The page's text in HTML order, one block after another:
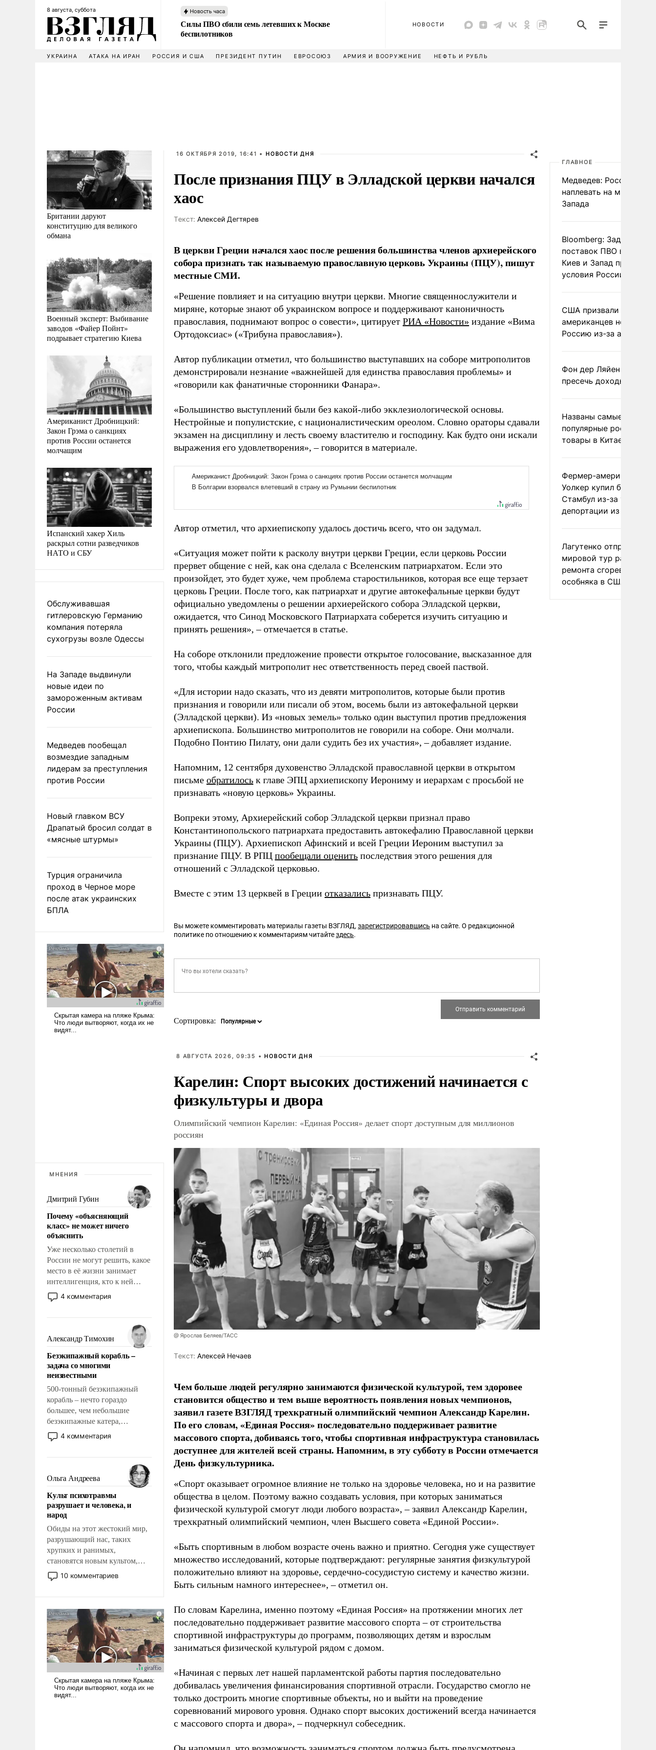
8 августа, суббота Новость часа
Силы ПВО сбили семь летевших к Москве
беспилотников
НОВОСТИ
УКРАИНА АТАКА НА ИРАН РОССИЯ И США ПРЕЗИДЕНТ ПУТИН ЕВРОСОЮЗ АРМИЯ И ВООРУЖЕНИЕ НЕФТЬ И РУБЛЬ
Британии даруют
конституцию для великого
обмана
Военный эксперт: Выбивание
заводов «Файер Пойнт»
подрывает стратегию Киева
Американист Дробницкий:
Закон Грэма о санкциях
против России останется
молчащим
Испанский хакер Хиль
раскрыл сотни разведчиков
НАТО и СБУ
Обслуживавшая
гитлеровскую Германию
компания потеряла
сухогрузы возле Одессы
На Западе выдвинули
новые идеи по
замороженным активам
России
Медведев пообещал
возмездие западным
лидерам за преступления
против России
Новый главком ВСУ
Драпатый бросил солдат в
«мясные штурмы»
Турция ограничила
проход в Черное море
после атак украинских
БПЛА
МНЕНИЯ
Дмитрий Губин
Почему «объясняющий
класс» не может ничего
объяснить
Уже несколько столетий в
России не могут решить, какое
место в её жизни занимает
интеллигенция, кто к ней
принадлежит, а кого из неё
исключили с правом
чем она отличается от просто
образованных людей. Иногда
казалось, что эти вопросы
решены раз и навсегда, но –
нет, не решены.
4 комментария
Александр Тимохин
Безэкипажный корабль –
задача со многими
неизвестными
500-тонный безэкипажный
корабль – нечто гораздо
большее, чем небольшие
безэкипажные катера,
применение которых уже
стало обыденностью. Задача по
сложна и амбициозна. Однако
и ее реализация радикально
поднимет наши боевые
возможности.
4 комментария
Ольга Андреева
Культ психотравмы
разрушает и человека, и
народ
Обиды на этот жестокий мир,
разрушающий нас, таких
хрупких и ранимых,
становятся новым культом,
постепенно вытесняя и
отменяя традиционное
ударами судьбы, брать на себя
ответственность, помогать
слабым, идти вперед и
адаптироваться.
10 комментариев
16 ОКТЯБРЯ 2019, 16:41 • НОВОСТИ ДНЯ
После признания ПЦУ в Элладской церкви начался
хаос
Tекст: Алексей Дегтярев
В церкви Греции начался хаос после решения большинства членов архиерейского
собора признать так называемую православную церковь Украины (ПЦУ), пишут
местные СМИ.
«Решение повлияет и на ситуацию внутри церкви. Многие священнослужители и
миряне, которые знают об украинском вопросе и поддерживают каноничность
православия, поднимают вопрос о совести», цитирует РИА «Новости» издание «Вима
Ортодоксиас» («Трибуна православия»).
Автор публикации отметил, что большинство выступавших на соборе митрополитов
демонстрировали незнание «важнейшей для единства православия проблемы» и
«говорили как фанатичные сторонники Фанара».
«Большинство выступлений были без какой-либо экклезиологической основы.
Нестройные и популистские, с националистическим ореолом. Словно ораторы сдавали
экзамен на дисциплину и лесть своему властителю и господину. Как будто они искали
выражения его удовлетворения», – говорится в материале.
Автор отметил, что архиепископу удалось достичь всего, что он задумал.
«Ситуация может пойти к расколу внутри церкви Греции, если церковь России
прервет общение с ней, как она сделала с Вселенским патриархатом. Если это
произойдет, это будет хуже, чем проблема старостильников, которая все еще терзает
церковь Греции. После того, как патриархат и другие автокефальные церкви будут
официально уведомлены о решении архиерейского собора Элладской церкви,
ожидается, что Синод Московского Патриархата соберется изучить ситуацию и
принять решения», – отмечается в статье.
На соборе отклонили предложение провести открытое голосование, высказанное для
того, чтобы каждый митрополит нес ответственность перед своей паствой.
«Для истории надо сказать, что из девяти митрополитов, которые были против
признания и говорили или писали об этом, восемь были из автокефальной церкви
(Элладской церкви). Из «новых земель» только один выступил против предложения
архиепископа. Большинство митрополитов не говорили на соборе. Они молчали.
Подобно Понтию Пилату, они дали судить без их участия», – добавляет издание.
Напомним, 12 сентября духовенство Элладской православной церкви в открытом
письме обратилось к главе ЭПЦ архиепископу Иерониму и иерархам с просьбой не
признавать «новую церковь» Украины.
Вопреки этому, Архиерейский собор Элладской церкви признал право
Константинопольского патриархата предоставить автокефалию Православной церкви
Украины (ПЦУ). Архиепископ Афинский и всей Греции Иероним выступил за
признание ПЦУ. В РПЦ пообещали оценить последствия этого решения для
отношений с Элладской церковью.
Вместе с этим 13 церквей в Греции отказались признавать ПЦУ.
Вы можете комментировать материалы газеты ВЗГЛЯД, зарегистрировавшись на сайте. О редакционной
политике по отношению к комментариям читайтездесь.
Сортировка:
8 АВГУСТА 2026, 09:35 • НОВОСТИ ДНЯ
Карелин: Спорт высоких достижений начинается с
физкультуры и двора
Олимпийский чемпион Карелин: «Единая Россия» делает спорт доступным для миллионов
россиян
@ Ярослав Беляев/ТАСС
Tекст: Алексей Нечаев
Чем больше людей регулярно занимаются физической культурой, тем здоровее
становится общество и тем выше вероятность появления новых чемпионов,
заявил газете ВЗГЛЯД трехкратный олимпийский чемпион Александр Карелин.
По его словам, «Единая Россия» последовательно поддерживает развитие
массового спорта, добиваясь того, чтобы спортивная инфраструктура становилась
доступнее для жителей всей страны. Напомним, в эту субботу в России отмечается
День физкультурника.
«Спорт оказывает огромное влияние не только на здоровье человека, но и на развитие
общества в целом. Поэтому важно создавать условия, при которых заниматься
физической культурой смогут люди любого возраста», – заявил Александр Карелин,
трехкратный олимпийский чемпион, член Высшего совета «Единой России».
«Быть спортивным в любом возрасте очень важно и приятно. Сегодня уже существует
множество исследований, которые подтверждают: регулярные занятия физкультурой
положительно влияют на здоровье, сердечно-сосудистую систему и качество жизни.
Быть сильным намного интереснее», – отметил он.
По словам Карелина, именно поэтому «Единая Россия» на протяжении многих лет
последовательно поддерживает развитие массового спорта – от строительства
спортивной инфраструктуры до программ, позволяющих детям и взрослым
заниматься физической культурой рядом с домом.
«Начиная с первых лет нашей парламентской работы партия последовательно
добивалась увеличения финансирования спортивной отрасли. Государство смогло не
только достроить многие спортивные объекты, но и выйти на проведение
соревнований мирового уровня. Однако спорт высоких достижений всегда начинается
с массового спорта и двора», – подчеркнул собеседник.
ГЛАВНОЕ
Медведев: России
наплевать на мнение
Запада
Bloomberg: Задержка
поставок ПВО вынудит
Киев и Запад принять
условия России
США призвали
американцев не
Россию из-за атак ВСУ
Фон дер Ляйен
пресечь доходы России
Названы самые
популярные российские
товары в Китае
Фермер-американец
Уолкер купил билет в
Стамбул из-за угрозы
депортации из России
Лагутенко отправился в
мировой тур ради
ремонта сгоревшего
особняка в США